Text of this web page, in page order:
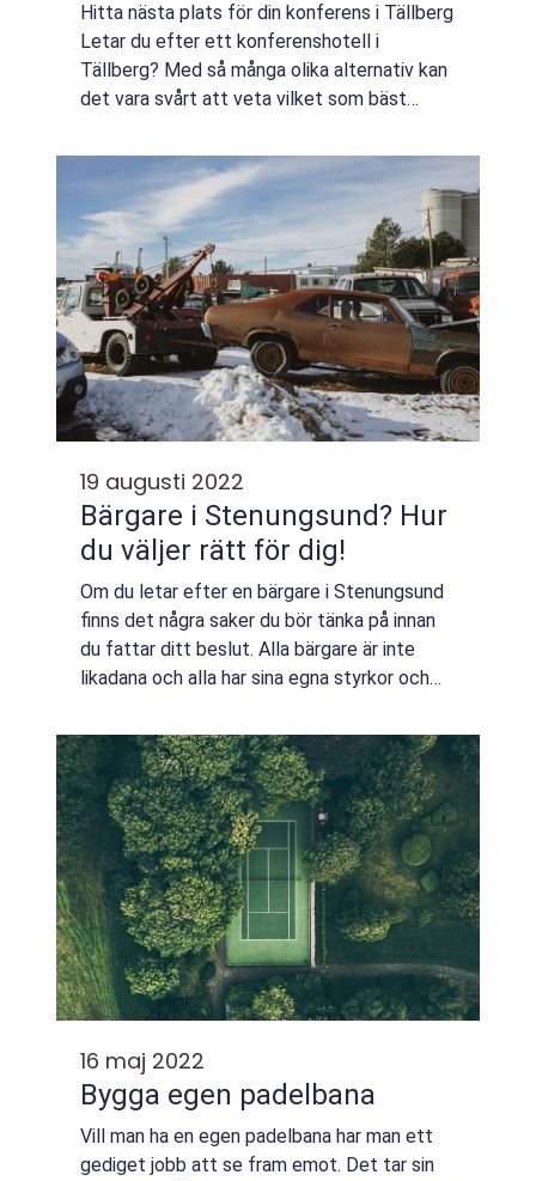
Hitta nästa plats för din konferens i Tällberg
Letar du efter ett konferenshotell i
Tällberg? Med så många olika alternativ kan
det vara svårt att veta vilket som bäst
19 augusti 2022
Bärgare i Stenungsund? Hur
du väljer rätt för dig!
Om du letar efter en bärgare i Stenungsund
finns det några saker du bör tänka på innan
du fattar ditt beslut. Alla bärgare är inte
likadana och alla har sina egna styrkor och
några tips om hur du väljer r...
16 maj 2022
Bygga egen padelbana
Vill man ha en egen padelbana har man ett
gediget jobb att se fram emot. Det tar sin